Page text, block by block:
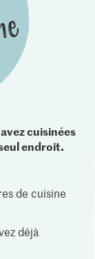
cuisinées
endroit.
de cuisine
déjà